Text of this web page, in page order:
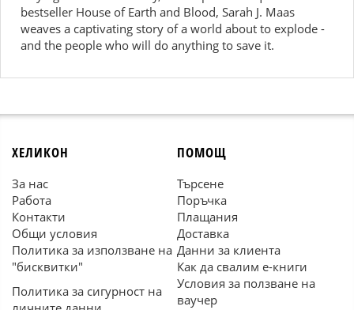
bestseller House of Earth and Blood, Sarah J. Maas
weaves a captivating story of a world about to explode -
and the people who will do anything to save it.
ХЕЛИКОН
За нас
Работа
Контакти
Общи условия
Политика за използване на
"бисквитки"
Политика за сигурност на
ПОМОЩ
Търсене
Поръчка
Плащания
Доставка
Данни за клиента
Как да свалим е-книги
Условия за ползване на
ваучер